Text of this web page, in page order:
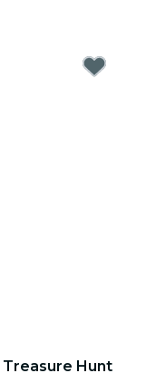
Treasure Hunt